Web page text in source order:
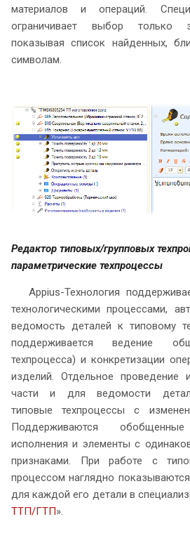
материалов и операций.
ограничивает выбор только
показывая список найденных,
символам.
Редактор типовых/групповых
параметрические техпроцессы
Appius-Технология
технологическими процессами,
ведомость деталей к типовому
поддерживается ведение
техпроцесса) и конкретизации
изделий. Отдельное проведение
части и для ведомости
типовые техпроцессы с
Поддерживаются
исполнения и элементы с
признаками. При работе с
процессом наглядно
для каждой его детали в
ТТП/ГТП».